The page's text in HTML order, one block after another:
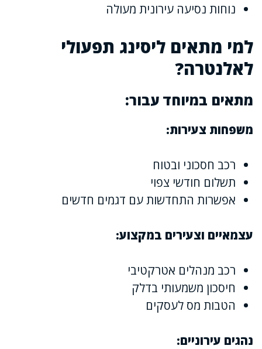
נוחות נסיעה עירונית מעולה
למי מתאים ליסינג תפעולי
לאלנטרה?
מתאים במיוחד עבור:
משפחות צעירות:
רכב חסכוני ובטוח
תשלום חודשי צפוי
אפשרות התחדשות עם דגמים חדשים
עצמאיים וצעירים במקצוע:
רכב מנהלים אטרקטיבי
חיסכון משמעותי בדלק
הטבות מס לעסקים
נהגים עירוניים: